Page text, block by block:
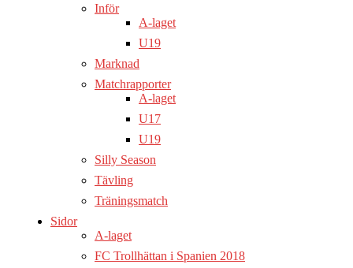
Inför
A-laget
U19
Marknad
Matchrapporter
A-laget
U17
U19
Silly Season
Tävling
Träningsmatch
Sidor
A-laget
FC Trollhättan i Spanien 2018